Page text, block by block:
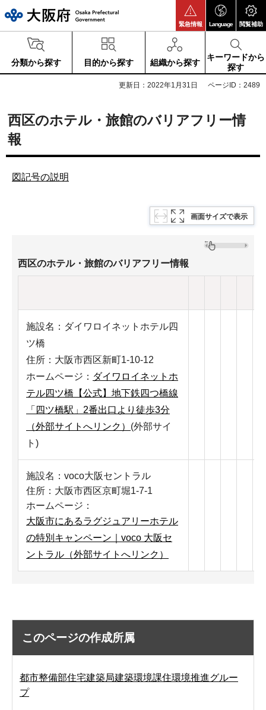
緊急情報 Language 閲覧補助
分類から探す 目的から探す 組織から探す
キーワードから
探す
更新日：2022年1月31日 ページID：2489
西区のホテル・旅館のバリアフリー情
報
図記号の説明
画面サイズで表示
西区のホテル・旅館のバリアフリー情報
施設名：ダイワロイネットホテル四
ツ橋
住所：大阪市西区新町1-10-12
ホームページ： ダイワロイネットホ
テル四ツ橋【公式】地下鉄四つ橋線
「四ツ橋駅」2番出口より徒歩3分
（外部サイトへリンク） (外部サイ
ト)
施設名：voco大阪セントラル
住所：大阪市西区京町堀1-7-1
ホームページ：
大阪市にあるラグジュアリーホテル
の特別キャンペーン｜voco 大阪セ
ントラル（外部サイトへリンク）
このページの作成所属
都市整備部住宅建築局建築環境課住環境推進グルー
プ